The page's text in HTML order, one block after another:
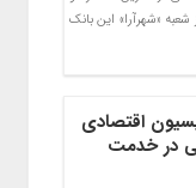
شعبه «شهرآرا» این بانک
اقتصادی
در خدمت